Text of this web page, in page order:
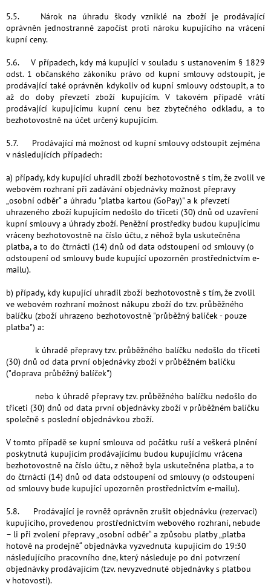
5.5. Nárok na úhradu škody vzniklé na zboží je prodávající
oprávněn jednostranně započíst proti nároku kupujícího na vrácení
kupní ceny.
5.6. V případech, kdy má kupující v souladu s ustanovením § 1829
odst. 1 občanského zákoníku právo od kupní smlouvy odstoupit, je
prodávající také oprávněn kdykoliv od kupní smlouvy odstoupit, a to
až do doby převzetí zboží kupujícím. V takovém případě vrátí
prodávající kupujícímu kupní cenu bez zbytečného odkladu, a to
bezhotovostně na účet určený kupujícím.
5.7. Prodávající má možnost od kupní smlouvy odstoupit zejména
v následujících případech:
a) případy, kdy kupující uhradil zboží bezhotovostně s tím, že zvolil ve
webovém rozhraní při zadávání objednávky možnost přepravy
„osobní odběr“ a úhradu "platba kartou (GoPay)" a k převzetí
uhrazeného zboží kupujícím nedošlo do třiceti (30) dnů od uzavření
kupní smlouvy a úhrady zboží. Peněžní prostředky budou kupujícímu
vráceny bezhotovostně na číslo účtu, z něhož byla uskutečněna
platba, a to do čtrnácti (14) dnů od data odstoupení od smlouvy (o
odstoupení od smlouvy bude kupující upozorněn prostřednictvím e-
mailu).
b) případy, kdy kupující uhradil zboží bezhotovostně s tím, že zvolil
ve webovém rozhraní možnost nákupu zboží do tzv. průběžného
balíčku (zboží uhrazeno bezhotovostně "průběžný balíček - pouze
platba") a:
k úhradě přepravy tzv. průběžného balíčku nedošlo do třiceti
(30) dnů od data první objednávky zboží v průběžném balíčku
("doprava průběžný balíček")
nebo k úhradě přepravy tzv. průběžného balíčku nedošlo do
třiceti (30) dnů od data první objednávky zboží v průběžném balíčku
společně s poslední objednávkou zboží.
V tomto případě se kupní smlouva od počátku ruší a veškerá plnění
poskytnutá kupujícím prodávajícímu budou kupujícímu vrácena
bezhotovostně na číslo účtu, z něhož byla uskutečněna platba, a to
do čtrnácti (14) dnů od data odstoupení od smlouvy (o odstoupení
od smlouvy bude kupující upozorněn prostřednictvím e-mailu).
5.8. Prodávající je rovněž oprávněn zrušit objednávku (rezervaci)
kupujícího, provedenou prostřednictvím webového rozhraní, nebude
– li při zvolení přepravy „osobní odběr“ a způsobu platby „platba
hotově na prodejně“ objednávka vyzvednuta kupujícím do 19:30
následujícího pracovního dne, který následuje po dni potvrzení
objednávky prodávajícím (tzv. nevyzvednuté objednávky s platbou
v hotovosti).